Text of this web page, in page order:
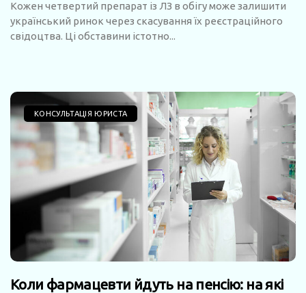
Кожен четвертий препарат із ЛЗ в обігу може залишити
український ринок через скасування їх реєстраційного
свідоцтва. Ці обставини істотно...
КОНСУЛЬТАЦІЯ ЮРИСТА
Коли фармацевти йдуть на пенсію: на які